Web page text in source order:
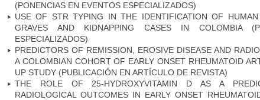
(PONENCIAS EN EVENTOS ESPECIALIZADOS)
USE OF STR TYPING IN THE IDENTIFICATION OF
GRAVES AND KIDNAPPING CASES IN COLOMBIA
ESPECIALIZADOS)
PREDICTORS OF REMISSION, EROSIVE DISEASE AND
A COLOMBIAN COHORT OF EARLY ONSET RHEUMATOID
UP STUDY (PUBLICACIÓN EN ARTÍCULO DE REVISTA)
THE ROLE OF 25-HYDROXYVITAMIN D AS A
RADIOLOGICAL OUTCOMES IN EARLY ONSET